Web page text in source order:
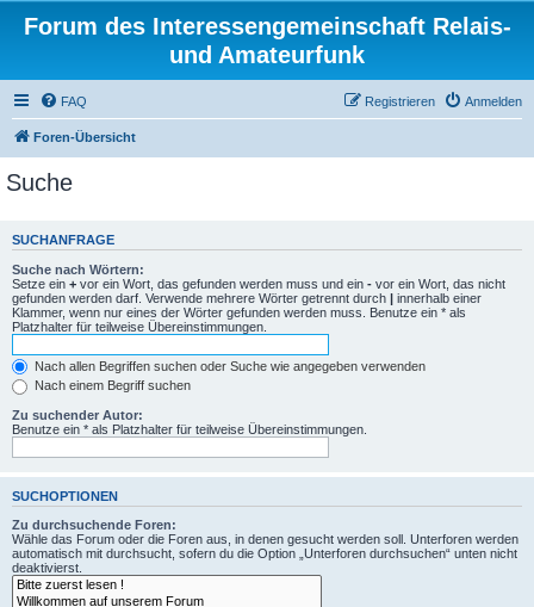
Forum des Interessengemeinschaft Relais-
und Amateurfunk
FAQ Anmelden
Registrieren
Foren-Übersicht
Suche
SUCHANFRAGE
Suche nach Wörtern:
Setze ein + vor ein Wort, das gefunden werden muss und ein - vor ein Wort, das nicht
gefunden werden darf. Verwende mehrere Wörter getrennt durch | innerhalb einer
Klammer, wenn nur eines der Wörter gefunden werden muss. Benutze ein * als
Platzhalter für teilweise Übereinstimmungen.
Nach allen Begriffen suchen oder Suche wie angegeben verwenden
Nach einem Begriff suchen
Zu suchender Autor:
Benutze ein * als Platzhalter für teilweise Übereinstimmungen.
SUCHOPTIONEN
Zu durchsuchende Foren:
Wähle das Forum oder die Foren aus, in denen gesucht werden soll. Unterforen werden
automatisch mit durchsucht, sofern du die Option „Unterforen durchsuchen“ unten nicht
deaktivierst.